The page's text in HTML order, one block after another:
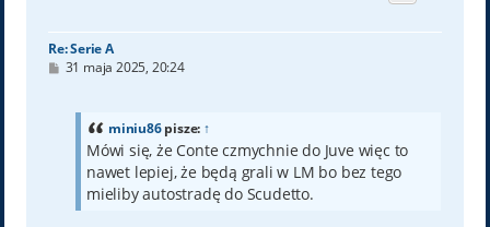
Re: Serie A
P31 maja 2025, 20:24
miniu86pisze: ↑
Mówi się, że Conte czmychnie do Juve więc to
nawet lepiej, że będą grali w LM bo bez tego
mieliby autostradę do Scudetto.